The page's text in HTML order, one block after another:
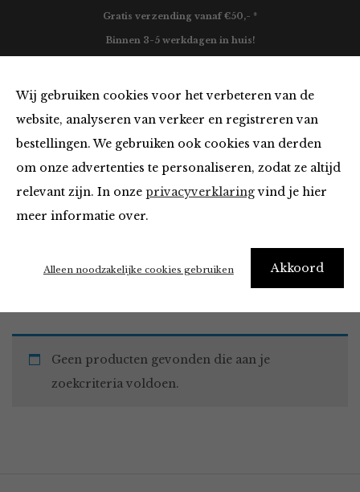
Wij gebruiken cookies voor het verbeteren van de
website, analyseren van verkeer en registreren van
bestellingen. We gebruiken ook cookies van derden
om onze advertenties te personaliseren, zodat ze altijd
relevant zijn. In onze privacyverklaringvind je hier
meer informatie over.
Akkoord
Alleen noodzakelijke cookies gebruiken
Gratis verzending vanaf €50,- *
Binnen 3-5 werkdagen in huis!
Must Haves
Home Winkel Accessoires Must Haves
Geen producten gevonden die aan je
zoekcriteria voldoen.